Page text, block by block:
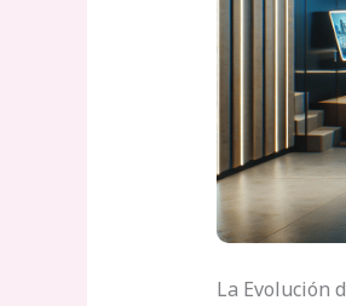
La Evolución